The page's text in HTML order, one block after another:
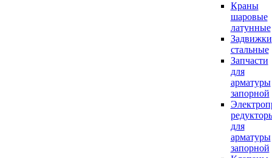
Краны
шаровые
латунные
Задвижки
стальные
Запчасти
для
арматуры
запорной
для
арматуры
запорной